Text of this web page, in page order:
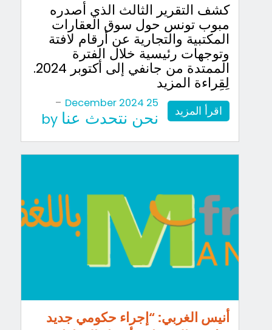
كشف التقرير الثالث الذي أصدره
مبوب تونس حول سوق العقارات
المكتبية والتجارية عن أرقام لافتة
وتوجهات رئيسية خلال الفترة
الممتدة من جانفي إلى أكتوبر 2024.
لِقِراءة المزيد
اقرأ المزيد
25 December 2024
-
نحن نتحدث عنا by
أنيس الغربي: “إجراء حكومي جديد